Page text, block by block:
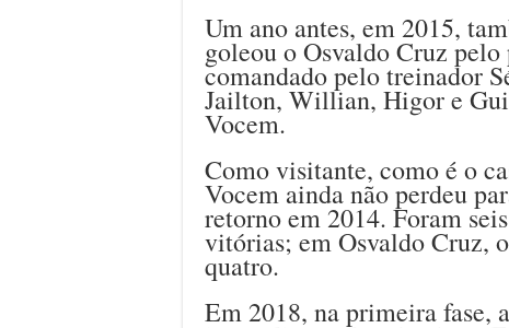
Um ano antes, em 2015,
goleou o Osvaldo Cruz
comandado pelo treinador
Jailton, Willian, Higor e
Vocem.
Como visitante, como é o
Vocem ainda não perdeu
retorno em 2014. Foram
vitórias; em Osvaldo Cruz,
quatro.
Em 2018, na primeira fase,